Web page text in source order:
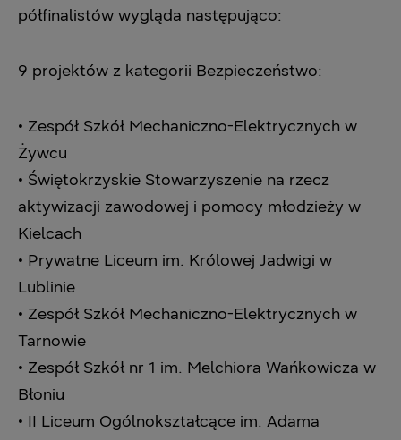
półfinalistów wygląda następująco:‎
‎9 projektów z kategorii Bezpieczeństwo:‎
• Zespół Szkół Mechaniczno-Elektrycznych w
Żywcu
• Świętokrzyskie Stowarzyszenie na rzecz
aktywizacji zawodowej i pomocy młodzieży ‎w
Kielcach
• Prywatne Liceum im. Królowej Jadwigi w
Lublinie
• Zespół Szkół Mechaniczno-Elektrycznych w
Tarnowie
• Zespół Szkół nr 1 im. Melchiora Wańkowicza w
Błoniu
• II Liceum Ogólnokształcące im. Adama